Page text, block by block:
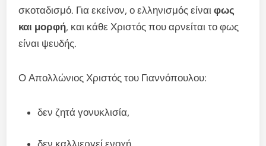
σκοταδισμό. Για εκείνον, ο ελληνισμός είναιφως
και μορφή, και κάθε Χριστός που αρνείται το φως
είναι ψευδής.
Ο Απολλώνιος Χριστός του Γιαννόπουλου:
δεν ζητά γονυκλισία,
δεν καλλιεργεί ενοχή,